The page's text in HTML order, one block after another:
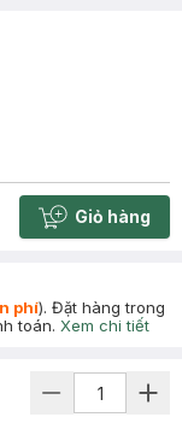
Cart plus
Giỏ hàng
phí). Đặt hàng trong
toán. Xem chi tiết